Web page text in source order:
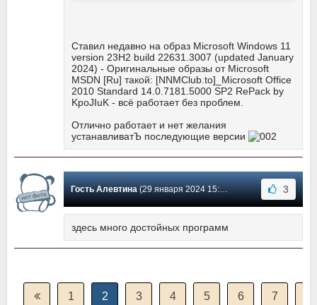
Ставил недавно на образ Microsoft Windows 11
version 23H2 build 22631.3007 (updated January
2024) - Оригинальные образы от Microsoft
MSDN [Ru] такой: [NNMClub.to]_Microsoft Office
2010 Standard 14.0.7181.5000 SP2 RePack by
KpoJIuK - всё работает без проблем.
Отлично работает и нет желания
устанавливатЪ последующие версии
Гость Алевтина(29 января 2024 15:47) Сообщение #1340 3
здесь много достойных программ
1 2 3 4 5 6 7